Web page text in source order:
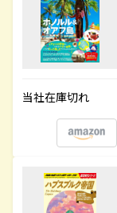
当社在庫切れ